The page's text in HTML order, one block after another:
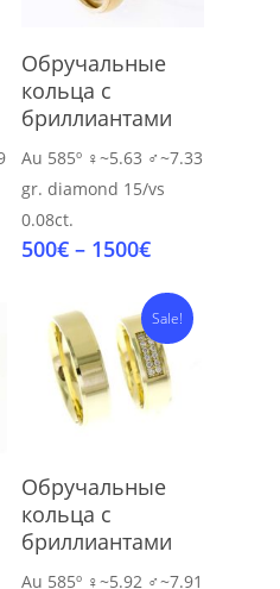
Обручальные
кольца с
бриллиантами
Au 585º ♀~5.63 ♂~7.33
gr.diamond 15/vs
0.08ct.
500€ – 1500€Price
500€
through
1500€
Sale!
Обручальные
кольца с
бриллиантами
Au 585º ♀~5.92 ♂~7.91